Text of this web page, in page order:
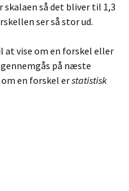
skalaen så det bliver til 1,3
ser så stor ud.
at vise om en forskel eller
på næste
en forskel erstatistisk